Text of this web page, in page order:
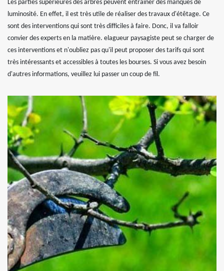
Les parties supérieures des arbres peuvent entraîner des manques de
luminosité. En effet, il est très utile de réaliser des travaux d'étêtage. Ce
sont des interventions qui sont très difficiles à faire. Donc, il va falloir
convier des experts en la matière. elagueur paysagiste peut se charger de
ces interventions et n'oubliez pas qu'il peut proposer des tarifs qui sont
très intéressants et accessibles à toutes les bourses. Si vous avez besoin
d'autres informations, veuillez lui passer un coup de fil.